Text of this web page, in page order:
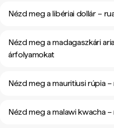
Nézd meg a libériai dollár –
Nézd meg a madagaszkári
árfolyamokat
Nézd meg a mauritiusi rúpia
Nézd meg a malawi kwacha